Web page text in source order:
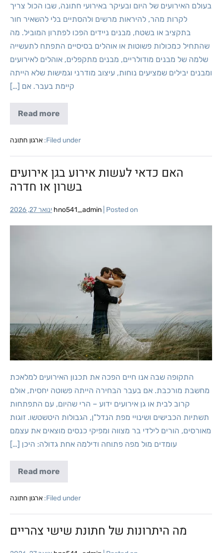
בעולם האירועים של היום ובעיקר באירועי חתונה, שבו הכול צריך
לקרות מהר, להיראות מרשים ולהסתיים בלי להשאיר חור
בתקציב או בשטח, מבנים ניידים הפכו לפתרון המוביל. מה
שהתחיל כמכולות פשוטות או אוהלים בסיסיים התפתח לתעשייה
שלמה של מבנים מודולריים, מבנים מתקפלים, אוהלים לאירועים
ומבנים יבילים שמציעים נוחות, עיצוב מודרני וגמישות שלא הייתה
קיימת בעבר. אם […]
Read more
Filed under: ארגון חתונה
האם כדאי לעשות אירוע בגן אירועים
בשרון או חדרה
hno541_admin |Posted on ינואר 27, 2026
התקופה שבה אנו חיים הפכה את תכנון האירועים למלאכת
מחשבת מורכבת. אם בעבר הבחירה הייתה פשוטה יחסית, אולם
קרוב לבית או גן אירועים ידוע – הרי שהיום, עם התפתחות
תשתיות הכבישים ושינויי מפת הנדל"ן, הגבולות היטשטשו. זוגות
מאורסים, הורים לילדי בר מצווה ומפיקי כנסים מוצאים את עצמם
עומדים מול מפה פתוחה ודילמה אחת גדולה: היכן […]
Read more
Filed under: ארגון חתונה
מה היתרונות של חתונת שישי צהריים